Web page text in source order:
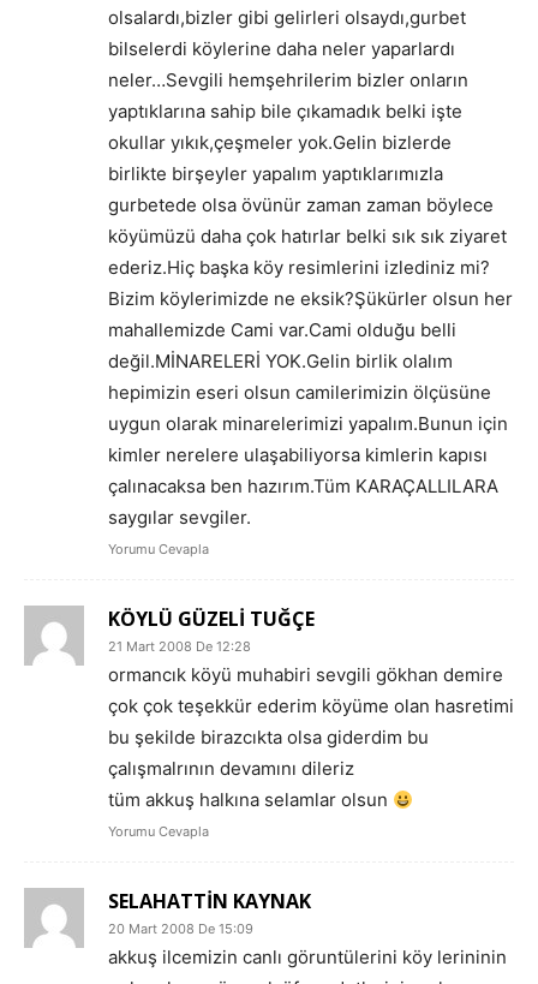
olsalardı,bizler gibi gelirleri olsaydı,gurbet
bilselerdi köylerine daha neler yaparlardı
neler…Sevgili hemşehrilerim bizler onların
yaptıklarına sahip bile çıkamadık belki işte
okullar yıkık,çeşmeler yok.Gelin bizlerde
birlikte birşeyler yapalım yaptıklarımızla
gurbetede olsa övünür zaman zaman böylece
köyümüzü daha çok hatırlar belki sık sık ziyaret
ederiz.Hiç başka köy resimlerini izlediniz mi?
Bizim köylerimizde ne eksik?Şükürler olsun her
mahallemizde Cami var.Cami olduğu belli
değil.MİNARELERİ YOK.Gelin birlik olalım
hepimizin eseri olsun camilerimizin ölçüsüne
uygun olarak minarelerimizi yapalım.Bunun için
kimler nerelere ulaşabiliyorsa kimlerin kapısı
çalınacaksa ben hazırım.Tüm KARAÇALLILARA
saygılar sevgiler.
Yorumu Cevapla
KÖYLÜ GÜZELİ TUĞÇE
21 Mart 2008 De 12:28
ormancık köyü muhabiri sevgili gökhan demire
çok çok teşekkür ederim köyüme olan hasretimi
bu şekilde birazcıkta olsa giderdim bu
çalışmalrının devamını dileriz
tüm akkuş halkına selamlar olsun
Yorumu Cevapla
SELAHATTİN KAYNAK
20 Mart 2008 De 15:09
akkuş ilcemizin canlı göruntülerini köy lerininin